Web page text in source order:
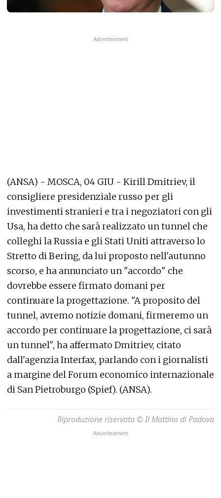
(ANSA) - MOSCA, 04 GIU - Kirill Dmitriev, il
consigliere presidenziale russo per gli
investimenti stranieri e tra i negoziatori con gli
Usa, ha detto che sarà realizzato un tunnel che
colleghi la Russia e gli Stati Uniti attraverso lo
Stretto di Bering, da lui proposto nell'autunno
scorso, e ha annunciato un "accordo" che
dovrebbe essere firmato domani per
continuare la progettazione. "A proposito del
tunnel, avremo notizie domani, firmeremo un
accordo per continuare la progettazione, ci sarà
un tunnel", ha affermato Dmitriev, citato
dall'agenzia Interfax, parlando con i giornalisti
a margine del Forum economico internazionale
di San Pietroburgo (Spief). (ANSA).
Riproduzione riservata © Il Mattino di Padova